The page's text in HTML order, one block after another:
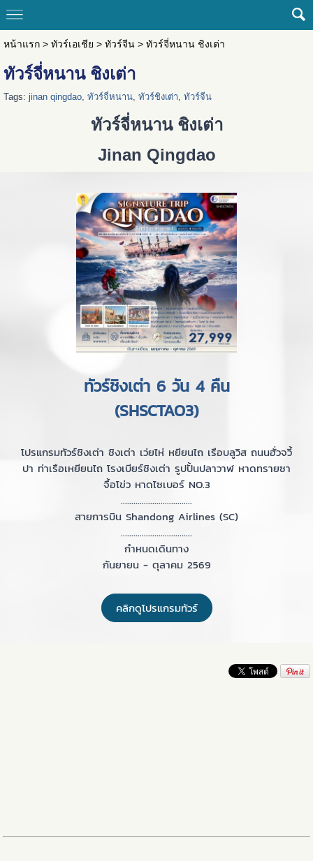
หน้าแรก> ทัวร์เอเชีย > ทัวร์จีน> ทัวร์จี่หนาน ชิงเต่า
ทัวร์จี่หนาน ชิงเต่า
Tags: jinan qingdao, ทัวร์จี่หนาน, ทัวร์ชิงเต่า, ทัวร์จีน
ทัวร์จี่หนาน ชิงเต่า
Jinan Qingdao
ทัวร์ชิงเต่า 6 วัน 4 คืน
(SHSCTAO3)
โปรแกรมทัวร์ชิงเต่า ชิงเต่า เว่ยไห่ หยียนไถ เรือบลูวิส ถนนฮั่วจวี้
ปา ท่าเรือเหยียนไถ โรงเบียร์ชิงเต่า รูปปั้นปลาวาฬ หาดทรายซา
จื้อโข่ว หาดไซเบอร์ NO.3
..................................
สายการบิน Shandong Airlines (SC)
..................................
กำหนดเดินทาง
กันยายน - ตุลาคม 2569
คลิกดูโปรแกรมทัวร์